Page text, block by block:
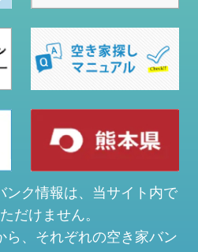
ンク情報は、当サイト内で
だけません。
ら、それぞれの空き家バン